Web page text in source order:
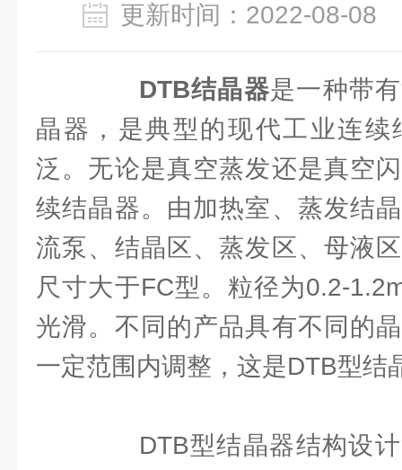
更新时间：2022-08-
DTB结晶器是一种带
晶器，是典型的现代工业连
泛。无论是真空蒸发还是真空
续结晶器。由加热室、蒸发结
流泵、结晶区、蒸发区、母液
尺寸大于FC型。粒径为0.2-
光滑。不同的产品具有不同的
一定范围内调整，这是DTB型结
DTB型结晶器结构设计